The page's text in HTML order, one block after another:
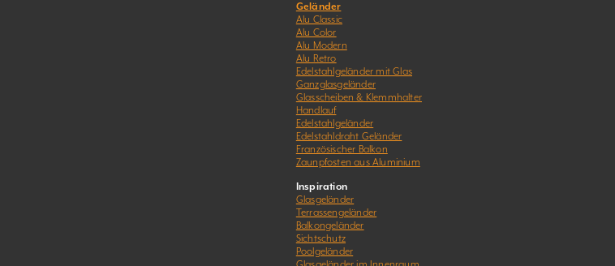
Geländer
Alu Classic
Alu Color
Alu Modern
Alu Retro
Edelstahlgeländer mit Glas
Ganzglasgeländer
Glasscheiben & Klemmhalter
Handlauf
Edelstahlgeländer
Edelstahldraht Geländer
Französischer Balkon
Zaunpfosten aus Aluminium
Inspiration
Glasgeländer
Terrassengeländer
Balkongeländer
Sichtschutz
Poolgeländer